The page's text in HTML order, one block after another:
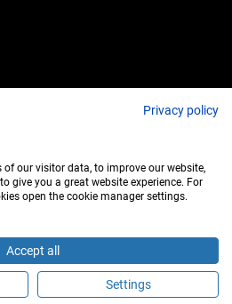
medico?
Privacy policy
our visitor data, to improve our website,
give you a great website experience. For
open the cookie manager settings.
Accept all
Settings